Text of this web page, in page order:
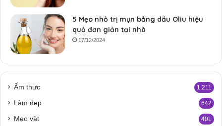
5 Mẹo nhỏ trị mụn bằng dầu Oliu hiệu
quả đơn giản tại nhà
17/12/2024
Ẩm thực 1.211
Làm đẹp 642
Mẹo vặt 401